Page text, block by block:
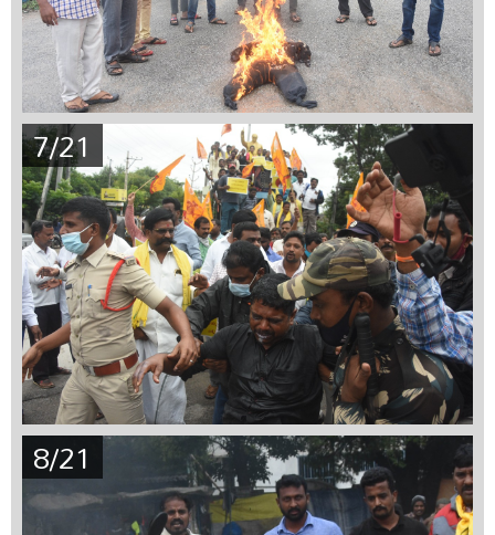
7/21
8/21